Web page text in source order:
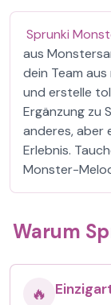
Sprunki
aus
dein Team
und erstelle
Ergänzung zu
anderes, aber
Erlebnis.
Monster-
Warum
🔥